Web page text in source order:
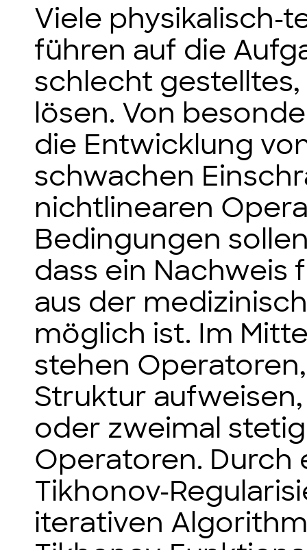
Viele physikalisch-
führen auf die
schlecht
lösen. Von
die Entwicklung
schwachen
nichtlinearen
Bedingungen
dass ein Nachweis
aus der
möglich ist. Im
stehen
Struktur
oder zweimal
Operatoren. Durch
Tikhonov-
iterativen